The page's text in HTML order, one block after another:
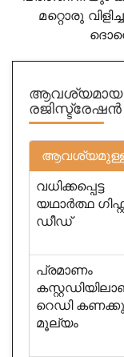
മറ്റൊരു
ആവശ്യമായ
രജിസ്ട്രേഷൻ
വധിക്കപ്പെട്ട
യഥാർത്ഥ
ഡീഡ്
പ്രമാണം
റെഡി കണക്കു
മൂല്യം